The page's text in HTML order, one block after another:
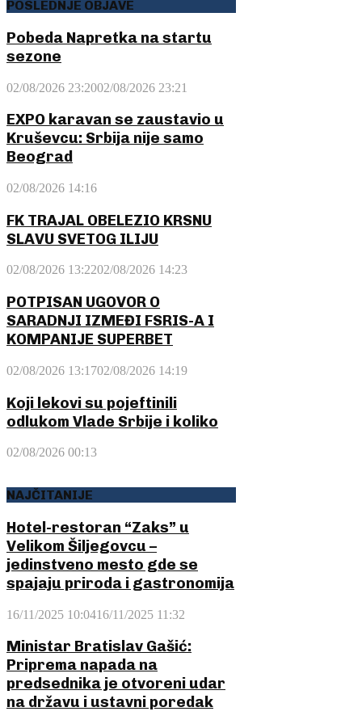
POSLEDNJE OBJAVE
Pobeda Napretka na startu
sezone
02/08/2026 23:2002/08/2026 23:21
EXPO karavan se zaustavio u
Kruševcu: Srbija nije samo
Beograd
02/08/2026 14:16
FK TRAJAL OBELEZIO KRSNU
SLAVU SVETOG ILIJU
02/08/2026 13:2202/08/2026 14:23
POTPISAN UGOVOR O
SARADNJI IZMEĐI FSRIS-A I
KOMPANIJE SUPERBET
02/08/2026 13:1702/08/2026 14:19
Koji lekovi su pojeftinili
odlukom Vlade Srbije i koliko
02/08/2026 00:13
NAJČITANIJE
Hotel-restoran “Zaks” u
Velikom Šiljegovcu –
jedinstveno mesto gde se
spajaju priroda i gastronomija
16/11/2025 10:0416/11/2025 11:32
Ministar Bratislav Gašić:
Priprema napada na
predsednika je otvoreni udar
na državu i ustavni poredak